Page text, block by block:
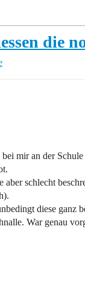
die
mir an der
aber schlecht
diese ganz
War genau